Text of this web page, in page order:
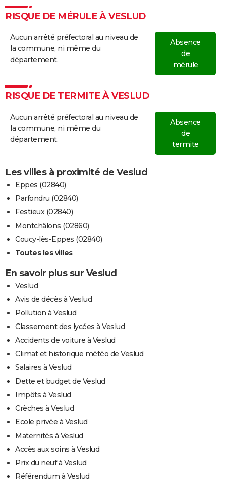
RISQUE DE MÉRULE À VESLUD
Aucun arrêté préfectoral au niveau de
la commune, ni même du
département.
Absence
de
mérule
RISQUE DE TERMITE À VESLUD
Aucun arrêté préfectoral au niveau de
la commune, ni même du
département.
Absence
de
termite
Les villes à proximité de Veslud
Eppes (02840)
Parfondru (02840)
Festieux (02840)
Montchâlons (02860)
Coucy-lès-Eppes (02840)
Toutes les villes
En savoir plus sur Veslud
Veslud
Avis de décès à Veslud
Pollution à Veslud
Classement des lycées à Veslud
Accidents de voiture à Veslud
Climat et historique météo de Veslud
Salaires à Veslud
Dette et budget de Veslud
Impôts à Veslud
Crèches à Veslud
Ecole privée à Veslud
Maternités à Veslud
Accès aux soins à Veslud
Prix du neuf à Veslud
Référendum à Veslud